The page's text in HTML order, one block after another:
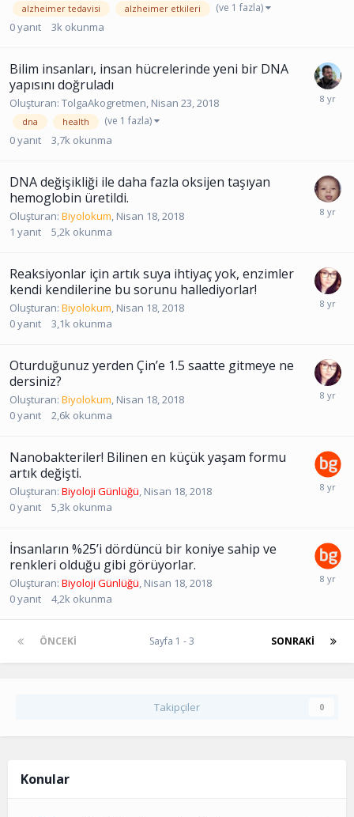
alzheimer tedavisi alzheimer etkileri (ve 1 fazla)
0yanıt 3k okunma
Bilim insanları, insan hücrelerinde yeni bir DNA
yapısını doğruladı
Oluşturan: TolgaAkogretmen, Nisan 23, 2018
dna health (ve 1 fazla)
0yanıt 3,7k okunma
DNA değişikliği ile daha fazla oksijen taşıyan
hemoglobin üretildi.
Oluşturan: Biyolokum, Nisan 18, 2018
1 yanıt 5,2k okunma
Reaksiyonlar için artık suya ihtiyaç yok, enzimler
kendi kendilerine bu sorunu hallediyorlar!
Oluşturan: Biyolokum, Nisan 18, 2018
0yanıt 3,1k okunma
Oturduğunuz yerden Çin’e 1.5 saatte gitmeye ne
dersiniz?
Oluşturan: Biyolokum, Nisan 18, 2018
0yanıt 2,6k okunma
Nanobakteriler! Bilinen en küçük yaşam formu
artık değişti.
Oluşturan: Biyoloji Günlüğü, Nisan 18, 2018
0yanıt 5,3k okunma
İnsanların %25’i dördüncü bir koniye sahip ve
renkleri olduğu gibi görüyorlar.
Oluşturan: Biyoloji Günlüğü, Nisan 18, 2018
0yanıt 4,2k okunma
ÖNCEKI SONRAKI
Sayfa 1 - 3
Takipçiler 0
Konular